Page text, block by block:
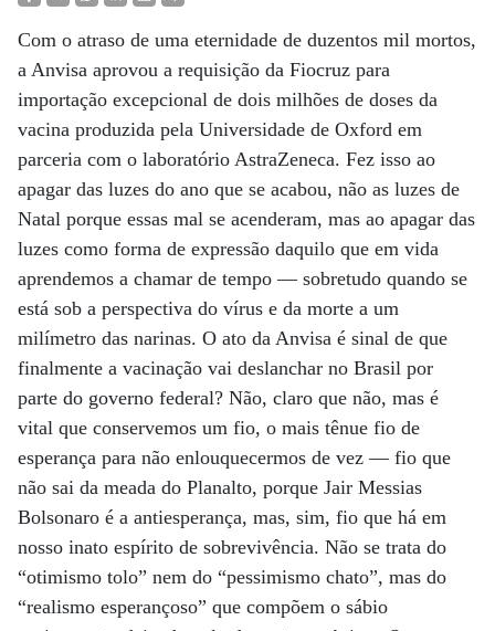
Com o atraso de uma eternidade de duzentos mil mortos,
a Anvisa aprovou a requisição da Fiocruz para
importação excepcional de dois milhões de doses da
vacina produzida pela Universidade de Oxford em
parceria com o laboratório AstraZeneca. Fez isso ao
apagar das luzes do ano que se acabou, não as luzes de
Natal porque essas mal se acenderam, mas ao apagar das
luzes como forma de expressão daquilo que em vida
aprendemos a chamar de tempo — sobretudo quando se
está sob a perspectiva do vírus e da morte a um
milímetro das narinas. O ato da Anvisa é sinal de que
finalmente a vacinação vai deslanchar no Brasil por
parte do governo federal? Não, claro que não, mas é
vital que conservemos um fio, o mais tênue fio de
esperança para não enlouquecermos de vez — fio que
não sai da meada do Planalto, porque Jair Messias
Bolsonaro é a antiesperança, mas, sim, fio que há em
nosso inato espírito de sobrevivência. Não se trata do
“otimismo tolo” nem do “pessimismo chato”, mas do
“realismo esperançoso” que compõem o sábio